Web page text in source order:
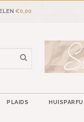
€0,00
PLAIDS